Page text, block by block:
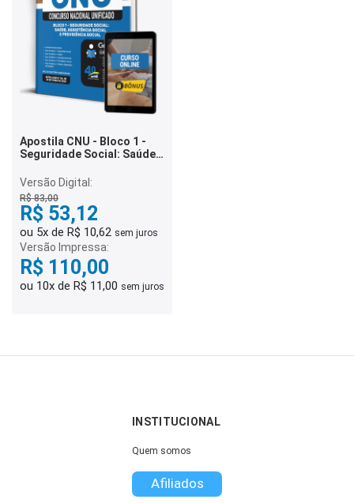
Apostila CNU - Bloco 1 -
Seguridade Social: Saúde,
Previdência Social
Versão Digital:
R$ 83,00
R$ 53,12
ou 5x de R$ 10,62 sem juros
Versão Impressa:
R$ 110,00
ou 10x de R$ 11,00 sem juros
INSTITUCIONAL
Quem somos
Afiliados